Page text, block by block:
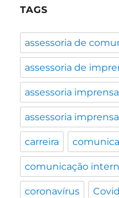
TAGS
assessoria de
assessoria de
assessoria imprensa
assessoria
carreira
comunicação
coronavírus